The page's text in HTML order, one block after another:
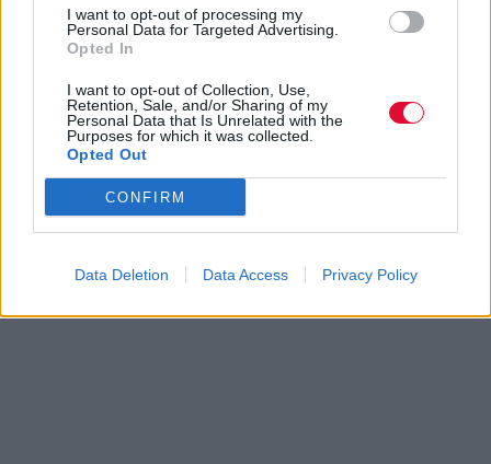
I want to opt-out of processing my
Personal Data for Targeted Advertising.
Opted In
I want to opt-out of Collection, Use,
Retention, Sale, and/or Sharing of my
Personal Data that Is Unrelated with the
Purposes for which it was collected.
Opted Out
CONFIRM
Data Deletion Data Access Privacy Policy